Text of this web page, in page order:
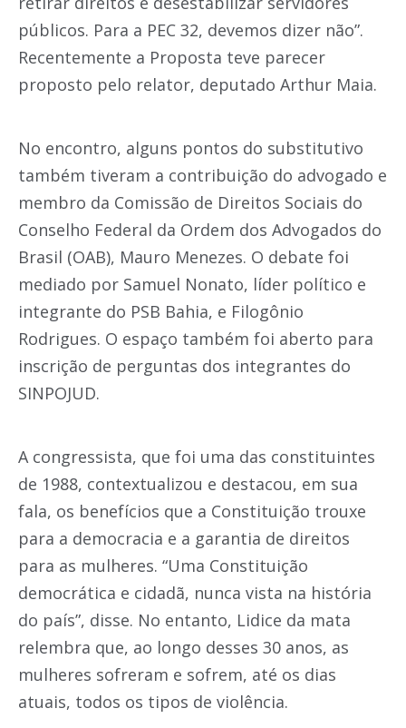
públicos. Para a PEC 32, devemos dizer não”.
Recentemente a Proposta teve parecer
proposto pelo relator, deputado Arthur Maia.
No encontro, alguns pontos do substitutivo
também tiveram a contribuição do advogado e
membro da Comissão de Direitos Sociais do
Conselho Federal da Ordem dos Advogados do
Brasil (OAB), Mauro Menezes. O debate foi
mediado por Samuel Nonato, líder político e
integrante do PSB Bahia, e Filogônio
Rodrigues. O espaço também foi aberto para
inscrição de perguntas dos integrantes do
SINPOJUD.
A congressista, que foi uma das constituintes
de 1988, contextualizou e destacou, em sua
fala, os benefícios que a Constituição trouxe
para a democracia e a garantia de direitos
para as mulheres. “Uma Constituição
democrática e cidadã, nunca vista na história
do país”, disse. No entanto, Lidice da mata
relembra que, ao longo desses 30 anos, as
mulheres sofreram e sofrem, até os dias
atuais, todos os tipos de violência.